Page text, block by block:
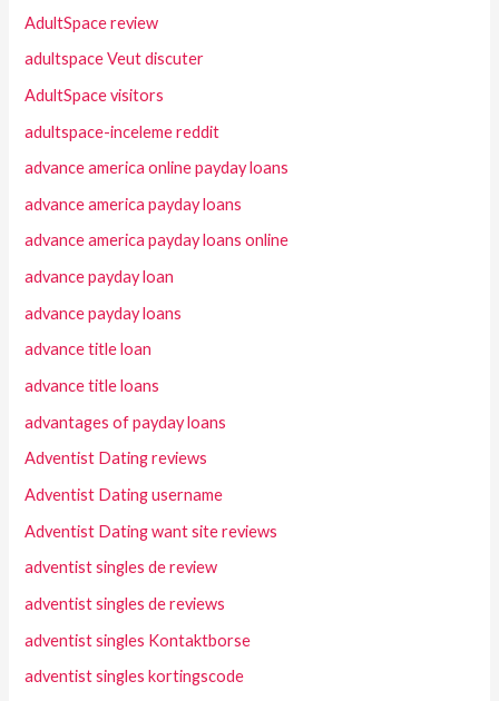
AdultSpace review
adultspace Veut discuter
AdultSpace visitors
adultspace-inceleme reddit
advance america online payday loans
advance america payday loans
advance america payday loans online
advance payday loan
advance payday loans
advance title loan
advance title loans
advantages of payday loans
Adventist Dating reviews
Adventist Dating username
Adventist Dating want site reviews
adventist singles de review
adventist singles de reviews
adventist singles Kontaktborse
adventist singles kortingscode